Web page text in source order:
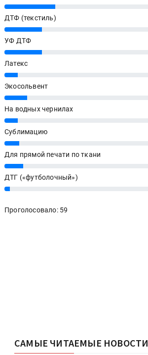
27%
ДТФ (текстиль)
20%
УФ ДТФ
20%
Латекс
7%
Экосольвент
12%
На водных чернилах
7%
Сублимацию
8%
Для прямой печати по ткани
10%
ДТГ («футболочный»)
3%
Проголосовало: 59
САМЫЕ ЧИТАЕМЫЕ НОВОСТИ